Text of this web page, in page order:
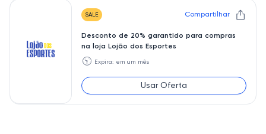
SALE Compartilhar
Desconto de 20% garantido para compras
na loja Lojão dos Esportes
🕥 Expira: em um mês
Usar Oferta